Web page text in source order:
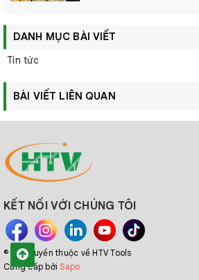
DANH MỤC BÀI VIẾT
Tin tức
BÀI VIẾT LIÊN QUAN
KẾT NỐI VỚI CHÚNG TÔI
© Bản quyền thuộc về HTV Tools
Cung cấp bởiSapo